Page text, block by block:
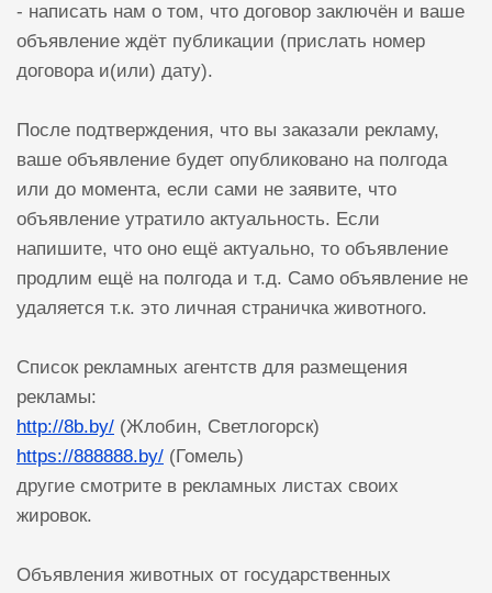
- написать нам о том, что договор заключён и ваше
объявление ждёт публикации (прислать номер
договора и(или) дату).
После подтверждения, что вы заказали рекламу,
ваше объявление будет опубликовано на полгода
или до момента, если сами не заявите, что
объявление утратило актуальность. Если
напишите, что оно ещё актуально, то объявление
продлим ещё на полгода и т.д. Само объявление не
удаляется т.к. это личная страничка животного.
Список рекламных агентств для размещения
рекламы:
http://8b.by/ (Жлобин, Светлогорск)
https://888888.by/ (Гомель)
другие смотрите в рекламных листах своих
жировок.
Объявления животных от государственных